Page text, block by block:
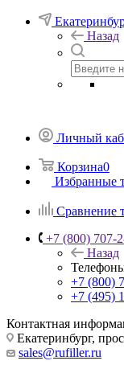
Назад
Личный
Корзина0
Избранные
Сравнение
+7 (800) 707-
Назад
+7 (800)
+7 (495)
Контактная
Екатеринбург,
sales@rufiller.ru